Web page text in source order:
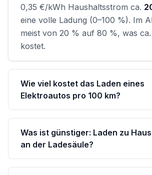
0,35 €/kWh Haushaltsstrom ca.
eine volle Ladung (0–100 %). Im
meist von 20 % auf 80 %, was ca.
kostet.
Wie viel kostet das Laden eines
Elektroautos pro 100 km?
Was ist günstiger: Laden zu
an der Ladesäule?